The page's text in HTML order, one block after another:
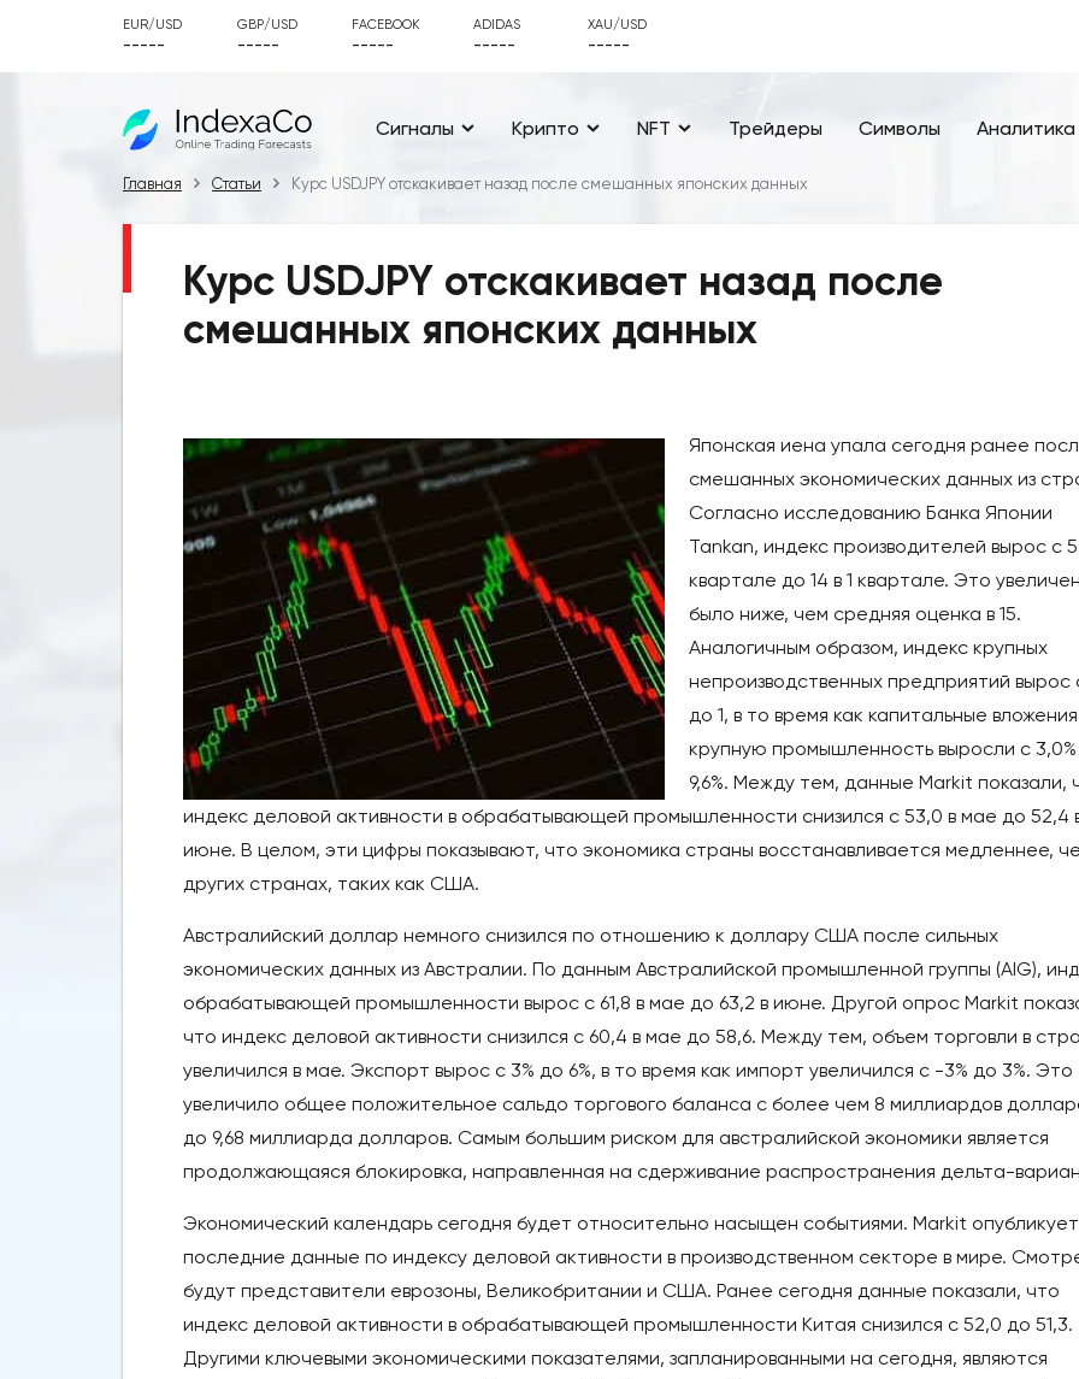
EUR/USD
-----
GBP/USD
-----
FACEBOOK
-----
ADIDAS
-----
XAU/USD
-----
Сигналы Крипто NFT Трейдеры Символы Аналитика
Главная Статьи Курс USDJPY отскакивает назад после смешанных японских данных
Курс USDJPY отскакивает назад после
смешанных японских данных
Японская иена упала сегодня ранее
смешанных экономических данных из
Согласно исследованию Банка Японии
Tankan, индекс производителей вырос с 5
квартале до 14 в 1 квартале. Это
было ниже, чем средняя оценка в 15.
Аналогичным образом, индекс крупных
непроизводственных предприятий вырос
до 1, в то время как капитальные
крупную промышленность выросли с
9,6%. Между тем, данные Markit показали,
индекс деловой активности в обрабатывающей промышленности снизился с 53,0 в мае до 52,4
июне. В целом, эти цифры показывают, что экономика страны восстанавливается медленнее,
других странах, таких как США.
Австралийский доллар немного снизился по отношению к доллару США после сильных
экономических данных из Австралии. По данным Австралийской промышленной группы (AIG),
обрабатывающей промышленности вырос с 61,8 в мае до 63,2 в июне. Другой опрос Markit
что индекс деловой активности снизился с 60,4 в мае до 58,6. Между тем, объем торговли в
увеличился в мае. Экспорт вырос с 3% до 6%, в то время как импорт увеличился с -3% до 3%. Это
увеличило общее положительное сальдо торгового баланса с более чем 8 миллиардов
до 9,68 миллиарда долларов. Самым большим риском для австралийской экономики является
продолжающаяся блокировка, направленная на сдерживание распространения дельта-
Экономический календарь сегодня будет относительно насыщен событиями. Markit опубликует
последние данные по индексу деловой активности в производственном секторе в мире.
будут представители еврозоны, Великобритании и США. Ранее сегодня данные показали, что
индекс деловой активности в обрабатывающей промышленности Китая снизился с 52,0 до 51,3.
Другими ключевыми экономическими показателями, запланированными на сегодня, являются